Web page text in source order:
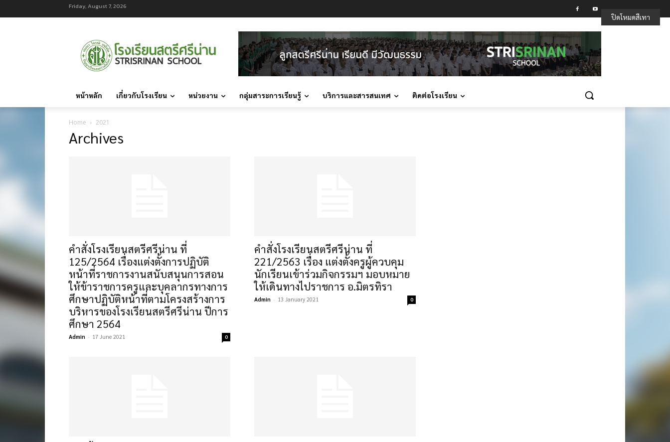
Friday, August 7, 2026
หน้าหลัก เกี่ยวกับโรงเรียน หน่วยงาน กลุ่มสาระการเรียนรู้ บริการและสารสนเทศ ติดต่อโรงเรียน
Home 2021
Archives
คำสั่งโรงเรียนสตรีศรีน่าน ที่
125/2564 เรื่องแต่งตั้งการปฏิบัติ
หน้าที่ราชการงานสนับสนุนการสอน
ให้ข้าราชการครูและบุคลากรทางการ
ศึกษาปฏิบัติหน้าที่ตามโครงสร้างการ
บริหารของโรงเรียนสตรีศรีน่าน ปีการ
ศึกษา 2564
Admin - 17 June 2021 0
คำสั่งโรงเรียนสตรีศรีน่าน ที่
221/2563 เรื่อง แต่งตั้งครูผู้ควบคุม
นักเรียนเข้าร่วมกิจกรรมฯ มอบหมาย
ให้เดินทางไปราชการ อ.มิตรทิรา
Admin - 13 January 2021 0
ปิดโหมดสีเทา